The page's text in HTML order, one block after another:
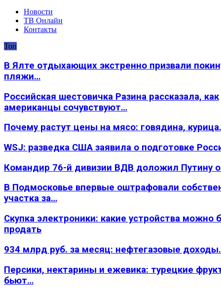
Новости
ТВ Онлайн
Контакты
Топ
В Ялте отдыхающих экстренно призвали
пляжи…
Российская шестовичка Разина рассказала, как
американцы сочувствуют…
Почему растут цены на мясо: говядина,
WSJ: разведка США заявила о подготовке
Командир 76-й дивизии ВДВ доложил Путину
В Подмосковье впервые оштрафовали
участка за…
Скупка электроники: какие устройства можно
продать
934 млрд руб. за месяц: нефтегазовые
Персики, нектарины и ежевика: турецкие
бьют…